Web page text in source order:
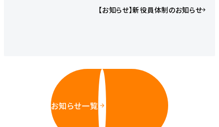
【お知らせ】新役員体制のお知らせ
お知らせ一覧